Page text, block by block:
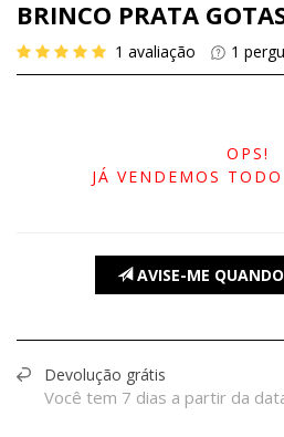
BRINCO PRATA
1 avaliação 1
OPS!
JÁ VENDEMOS
AVISE-ME
Devolução grátis
Você tem 7 dias a partir da